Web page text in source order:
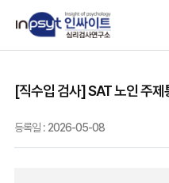
상담도구
[직수입 검사] SAT 노인 주
등록일 : 2026-05-08